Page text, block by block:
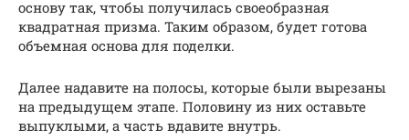
основу так, чтобы получилась своеобразная
квадратная призма. Таким образом, будет готова
объемная основа для поделки.
Далее надавите на полосы, которые были вырезаны
на предыдущем этапе. Половину из них оставьте
выпуклыми, а часть вдавите внутрь.